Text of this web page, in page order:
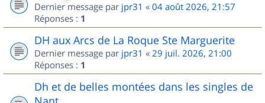
Dernier message par jpr31 « 04 août 2026, 21:57
Réponses : 1
DH aux Arcs de La Roque Ste Marguerite
Dernier message par jpr31 « 29 juil. 2026, 21:00
Réponses : 1
Dh et de belles montées dans les singles de